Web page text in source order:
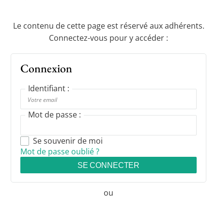
Le contenu de cette page est réservé aux adhérents.
Connectez-vous pour y accéder :
Connexion
Identifiant :
Mot de passe :
Se souvenir de moi
Mot de passe oublié ?
SE CONNECTER
ou